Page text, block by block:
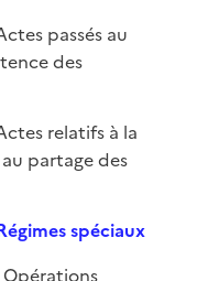
passés au
des
relatifs à la
partage des
spéciaux